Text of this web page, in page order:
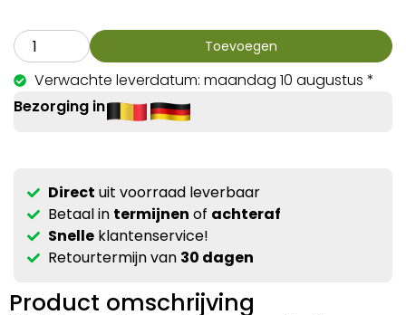
Toevoegen
Verwachte leverdatum: maandag 10 augustus *
Bezorging in
Direct uit voorraad leverbaar
Betaal in termijnen of achteraf
Snelleklantenservice!
Retourtermijn van 30 dagen
Product omschrijving